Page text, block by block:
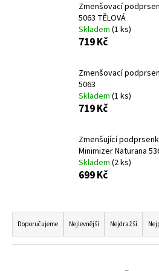
Zmenšovací
5063 TĚLOVÁ
Skladem (1 ks)
719 Kč
Zmenšovací
5063
Skladem (1 ks)
719 Kč
Zmenšující
Minimizer Naturana
Skladem (2 ks)
699 Kč
Ř
a
z
Doporučujeme Nejlevnější Nejdražší
HLEDAT
p
o
r